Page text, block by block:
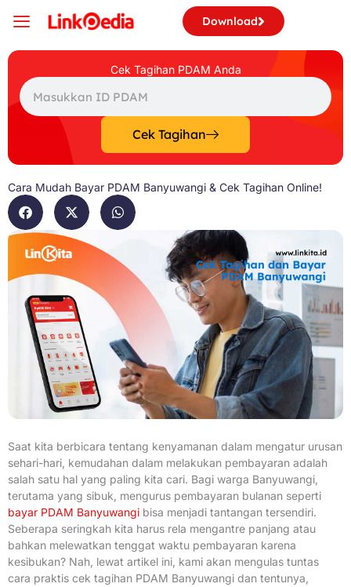
Download
Cek Tagihan PDAM Anda
Search
Cek Tagihan
Cara Mudah Bayar PDAM Banyuwangi & Cek Tagihan Online!
Saat kita berbicara tentang kenyamanan dalam mengatur urusan
sehari-hari, kemudahan dalam melakukan pembayaran adalah
salah satu hal yang paling kita cari. Bagi warga Banyuwangi,
terutama yang sibuk, mengurus pembayaran bulanan seperti
bayar PDAM Banyuwangi bisa menjadi tantangan tersendiri.
Seberapa seringkah kita harus rela mengantre panjang atau
bahkan melewatkan tenggat waktu pembayaran karena
kesibukan? Nah, lewat artikel ini, kami akan mengulas tuntas
cara praktis cek tagihan PDAM Banyuwangi dan tentunya,